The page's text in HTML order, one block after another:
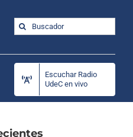
Buscar:
Escuchar Radio
UdeC en vivo